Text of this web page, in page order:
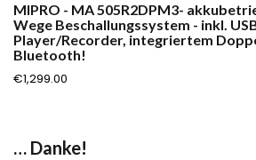
MIPRO - MA 505R2DPM3-
Wege Beschallungssystem - inkl.
Player/Recorder, integriertem
Bluetooth!
€1,299.00
… Danke!